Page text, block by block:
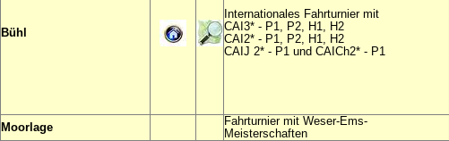
Bühl
Internationales Fahrturnier mit
CAI3* - P1, P2, H1, H2
CAI2* - P1, P2, H1, H2
CAIJ 2* - P1 und CAICh2* - P1
Moorlage
Fahrturnier mit Weser-Ems-
Meisterschaften